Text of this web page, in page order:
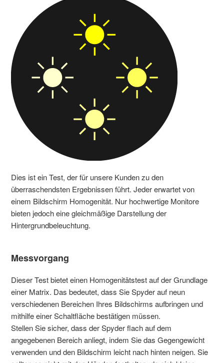
Dies ist ein Test, der für unsere Kunden zu den
überraschendsten Ergebnissen führt. Jeder erwartet von
einem Bildschirm Homogenität. Nur hochwertige Monitore
bieten jedoch eine gleichmäßige Darstellung der
Hintergrundbeleuchtung.
Messvorgang
Dieser Test bietet einen Homogenitätstest auf der Grundlage
einer Matrix. Das bedeutet, dass Sie Spyder auf neun
verschiedenen Bereichen Ihres Bildschirms aufbringen und
mithilfe einer Schaltfläche bestätigen müssen.
Stellen Sie sicher, dass der Spyder flach auf dem
angegebenen Bereich anliegt, indem Sie das Gegengewicht
verwenden und den Bildschirm leicht nach hinten neigen. Sie